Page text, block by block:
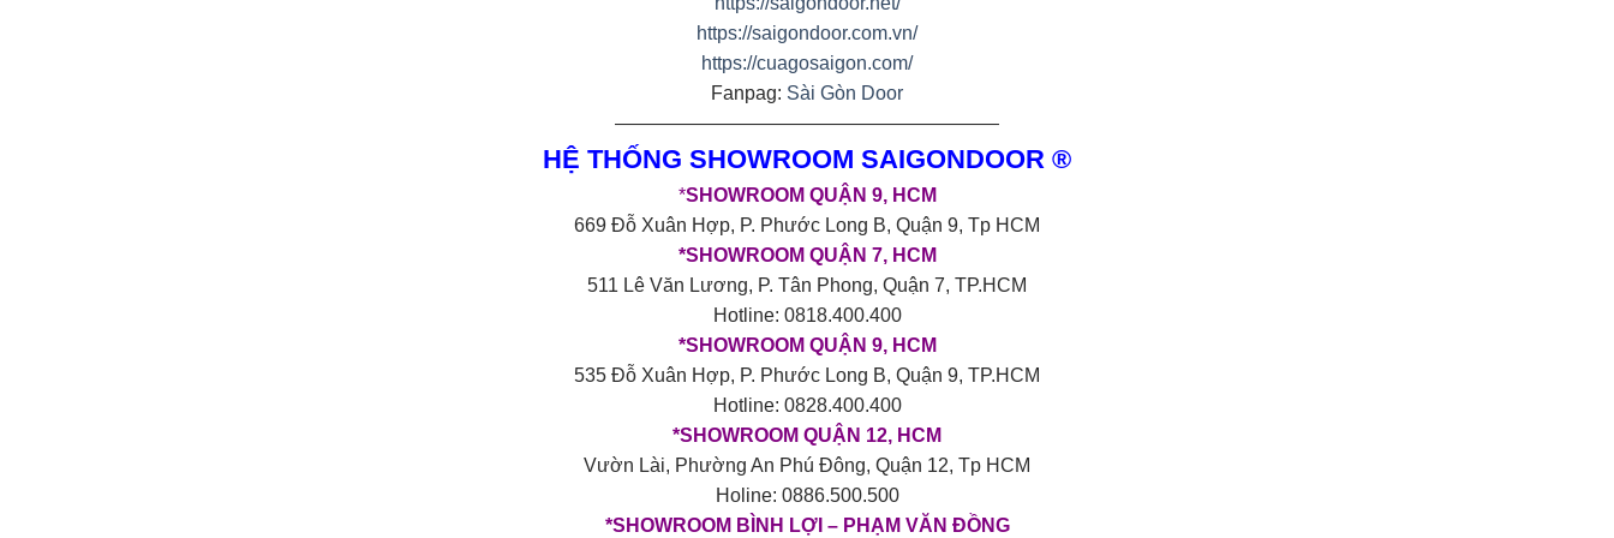
https://saigondoor.com.vn/
https://cuagosaigon.com/
Fanpag: Sài Gòn Door
————————————————————
HỆ THỐNG SHOWROOM SAIGONDOOR ®
*SHOWROOM QUẬN 9, HCM
669 Đỗ Xuân Hợp, P. Phước Long B, Quận 9, Tp HCM
*SHOWROOM QUẬN 7, HCM
511 Lê Văn Lương, P. Tân Phong, Quận 7, TP.HCM
Hotline: 0818.400.400
*SHOWROOM QUẬN 9, HCM
535 Đỗ Xuân Hợp, P. Phước Long B, Quận 9, TP.HCM
Hotline: 0828.400.400
*SHOWROOM QUẬN 12, HCM
Vườn Lài, Phường An Phú Đông, Quận 12, Tp HCM
Holine: 0886.500.500
*SHOWROOM BÌNH LỢI – PHẠM VĂN ĐỒNG